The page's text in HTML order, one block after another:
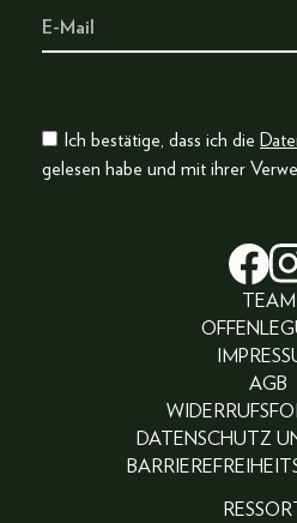
Ich bestätige, dass ich die
gelesen habe und mit ihrer
TEAM
AGB
DATENSCHUTZ